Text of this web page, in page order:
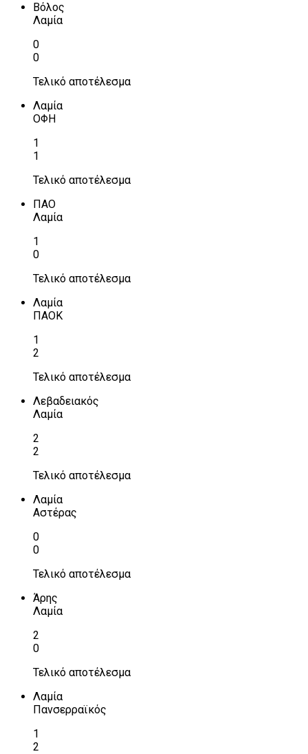
Βόλος
Λαμία
0
0
Τελικό αποτέλεσμα
Λαμία
ΟΦΗ
1
1
Τελικό αποτέλεσμα
ΠΑΟ
Λαμία
1
0
Τελικό αποτέλεσμα
Λαμία
ΠΑΟΚ
1
2
Τελικό αποτέλεσμα
Λεβαδειακός
Λαμία
2
2
Τελικό αποτέλεσμα
Λαμία
Αστέρας
0
0
Τελικό αποτέλεσμα
Άρης
Λαμία
2
0
Τελικό αποτέλεσμα
Λαμία
Πανσερραϊκός
1
2